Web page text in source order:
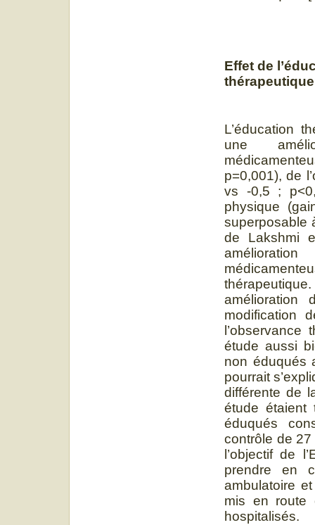
Effet de
thérapeutique
L’éducation
une
p=0,001), de
vs -0,5 ;
physique
superposable
de Lakshmi
amélioration
modification
étude aussi
non éduqués
pourrait
différente de
étude étaient
éduqués
contrôle de
l’objectif de
prendre en
ambulatoire
mis en route
hospitalisés.